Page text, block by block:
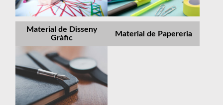
Material de Disseny
Gràfic
Material de Papereria